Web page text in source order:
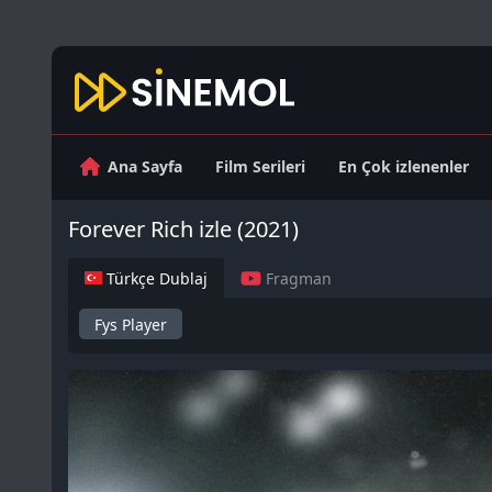
Ana Sayfa Film Serileri En Çok izlenenler
Forever Rich izle (2021)
Türkçe Dublaj Fragman
Fys Player